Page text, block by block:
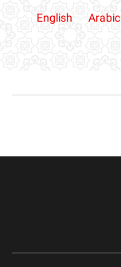
English Arabic